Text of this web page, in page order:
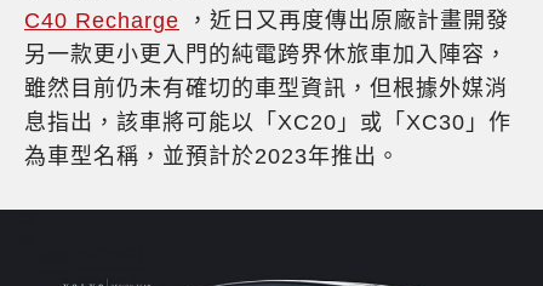
C40 Recharge ，近日又再度傳出原廠計畫開發
另一款更小更入門的純電跨界休旅車加入陣容，
雖然目前仍未有確切的車型資訊，但根據外媒消
息指出，該車將可能以「XC20」或「XC30」作
為車型名稱，並預計於2023年推出。